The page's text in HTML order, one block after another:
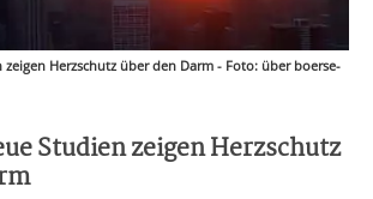
zeigen Herzschutz über den Darm - Foto: über boerse-
Studien zeigen Herzschutz